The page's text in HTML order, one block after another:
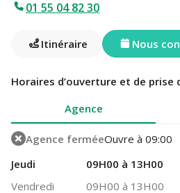
01 55 04 82 30
Itinéraire Nous
Horaires d’ouverture et de prise
Agence
Agence ferméeOuvre à 09:00
Jeudi
09H00 à 13H00
Vendredi
09H00 à 13H00